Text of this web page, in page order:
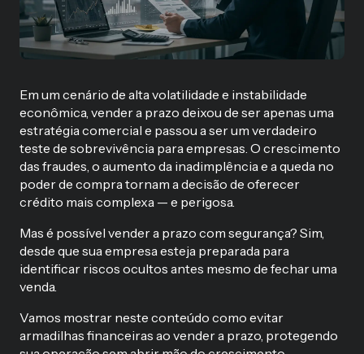
Em um cenário de alta volatilidade e instabilidade
econômica, vender a prazo deixou de ser apenas uma
estratégia comercial e passou a ser um verdadeiro
teste de sobrevivência para empresas. O crescimento
das fraudes, o aumento da inadimplência e a queda no
poder de compra tornam a decisão de oferecer
crédito mais complexa — e perigosa.
Mas é possível vender a prazo com segurança? Sim,
desde que sua empresa esteja preparada para
identificar riscos ocultos antes mesmo de fechar uma
venda.
Vamos mostrar neste conteúdo como evitar
armadilhas financeiras ao vender a prazo, protegendo